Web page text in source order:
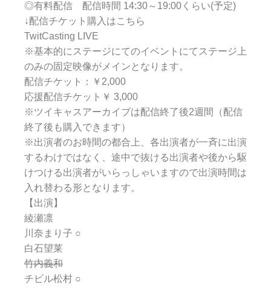
◎有料配信 配信時間 14:30～19:00くらい(予定)
↓配信チケット購入はこちら
TwitCasting LIVE
※基本的にステージにてのイベントにてステージ上
のみの固定映像がメインとなります。
配信チケット：￥2,000
応援配信チケット￥ 3,000
※ツイキャスアーカイブは配信終了後2週間（配信
終了後も購入できます）
※出演者のお時間の都合上、各出演者が一斉に出演
するわけではなく、途中で抜ける出演者や後から駆
けつける出演者がいらっしゃいますので出演時間は
入れ替わる形となります。
【出演】
綾瀬凛
川奈まり子 ○
白石望莱
竹内義和
チビル松村 ○